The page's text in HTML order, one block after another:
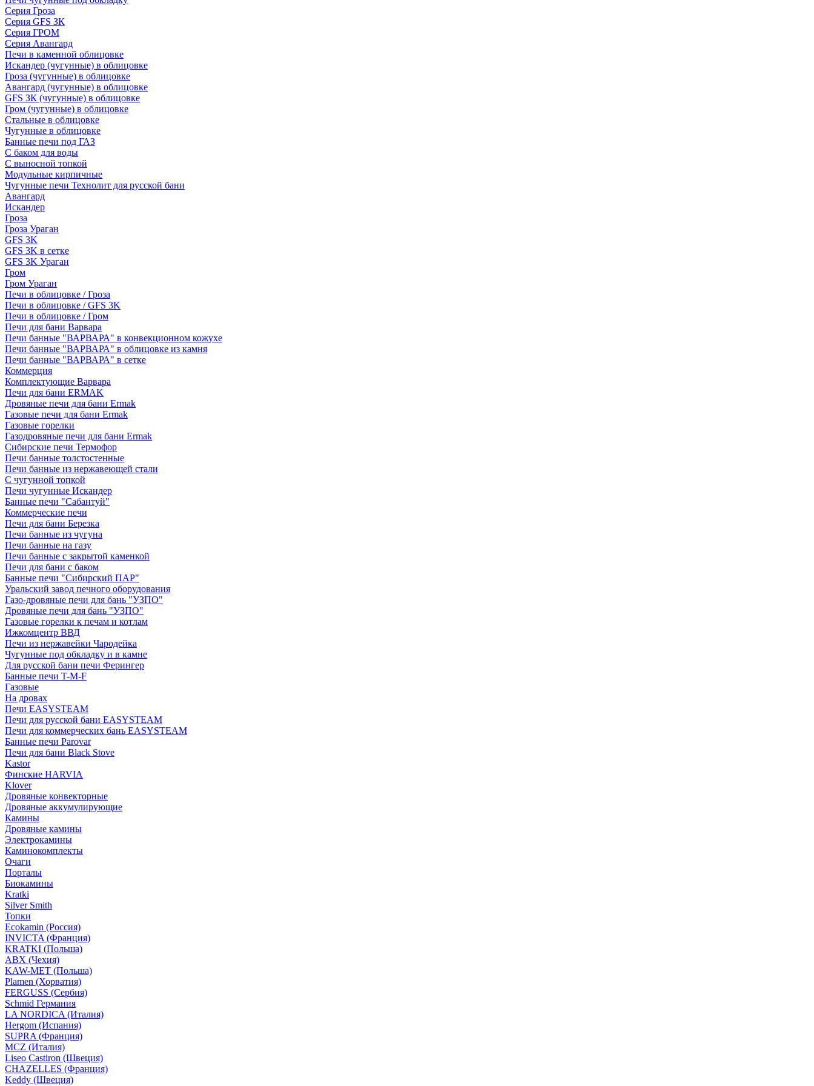
Серия Гроза
Серия GFS ЗК
Серия ГРОМ
Серия Авангард
Печи в каменной облицовке
Искандер (чугунные) в облицовке
Гроза (чугунные) в облицовке
Авангард (чугунные) в облицовке
GFS ЗК (чугунные) в облицовке
Гром (чугунные) в облицовке
Стальные в облицовке
Чугунные в облицовке
Банные печи под ГАЗ
С баком для воды
С выносной топкой
Модульные кирпичные
Чугунные печи Технолит для русской бани
Авангард
Искандер
Гроза
Гроза Ураган
GFS 3K
GFS 3K в сетке
GFS 3K Ураган
Гром
Гром Ураган
Печи в облицовке / Гроза
Печи в облицовке / GFS 3K
Печи в облицовке / Гром
Печи для бани Варвара
Печи банные "ВАРВАРА" в конвекционном кожухе
Печи банные "ВАРВАРА" в облицовке из камня
Печи банные "ВАРВАРА" в сетке
Коммерция
Комплектующие Варвара
Печи для бани ERMAK
Дровяные печи для бани Ermak
Газовые печи для бани Ermak
Газовые горелки
Газодровяные печи для бани Ermak
Сибирские печи Термофор
Печи банные толстостенные
Печи банные из нержавеющей стали
С чугунной топкой
Печи чугунные Искандер
Банные печи "Сабантуй"
Коммерческие печи
Печи для бани Березка
Печи банные из чугуна
Печи банные на газу
Печи банные с закрытой каменкой
Печи для бани с баком
Банные печи "Сибирский ПАР"
Уральский завод печного оборудования
Газо-дровяные печи для бань "УЗПО"
Дровяные печи для бань "УЗПО"
Газовые горелки к печам и котлам
Ижкомцентр ВВД
Печи из нержавейки Чародейка
Чугунные под обкладку и в камне
Для русской бани печи Ферингер
Банные печи T-M-F
Газовые
На дровах
Печи EASYSTEAM
Печи для русской бани EASYSTEAM
Печи для коммерческих бань EASYSTEAM
Банные печи Parovar
Печи для бани Black Stove
Kastor
Финские HARVIA
Klover
Дровяные конвекторные
Дровяные аккумулирующие
Камины
Дровяные камины
Электрокамины
Каминокомплекты
Очаги
Порталы
Биокамины
Kratki
Silver Smith
Топки
Ecokamin (Россия)
INVICTA (Франция)
KRATKI (Польша)
ABX (Чехия)
KAW-MET (Польша)
Plamen (Хорватия)
FERGUSS (Сербия)
Schmid Германия
LA NORDICA (Италия)
Hergom (Испания)
SUPRA (Франция)
MCZ (Италия)
Liseo Castiron (Швеция)
CHAZELLES (Франция)
Keddy (Швеция)